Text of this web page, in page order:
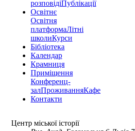
розповідіПублікації
Освітнє
Освітня
платформаЛітні
школиКурси
Бібліотека
Календар
Крамниця
Приміщення
Конференц-
залПроживанняКафе
Контакти
Центр міської історії